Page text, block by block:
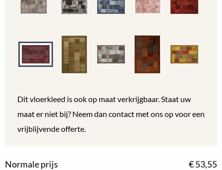
Dit vloerkleed is ook op maat verkrijgbaar. Staat uw
maat er niet bij? Neem dan contact met ons op voor een
vrijblijvende offerte.
Normale prijs € 53,55